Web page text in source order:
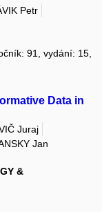
Petr
91, vydání: 15,
Data in
Juraj
Jan
&